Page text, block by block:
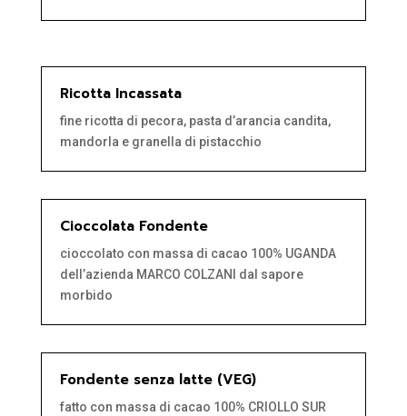
Ricotta Incassata
fine ricotta di pecora, pasta d’arancia candita,
mandorla e granella di pistacchio
Cioccolata Fondente
cioccolato con massa di cacao 100% UGANDA
dell’azienda MARCO COLZANI dal sapore
morbido
Fondente senza latte (VEG)
fatto con massa di cacao 100% CRIOLLO SUR